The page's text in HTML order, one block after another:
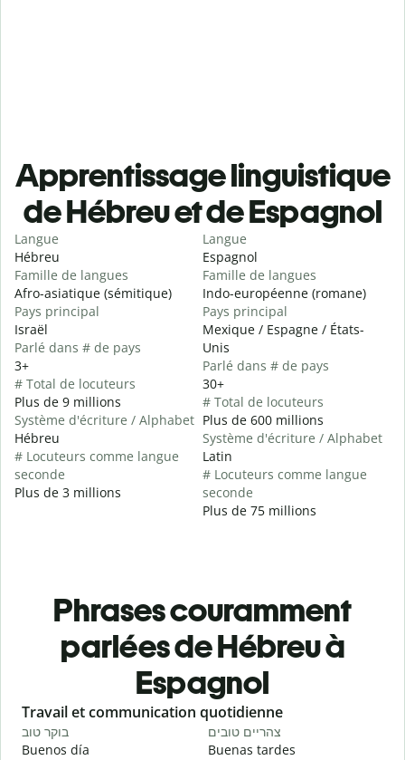
Apprentissage linguistique
de Hébreu et de Espagnol
Langue
Hébreu
Famille de langues
Afro-asiatique (sémitique)
Pays principal
Israël
Parlé dans # de pays
3+
# Total de locuteurs
Plus de 9 millions
Système d'écriture / Alphabet
Hébreu
# Locuteurs comme langue
seconde
Plus de 3 millions
Langue
Espagnol
Famille de langues
Indo-européenne (romane)
Pays principal
Mexique / Espagne / États-
Unis
Parlé dans # de pays
30+
# Total de locuteurs
Plus de 600 millions
Système d'écriture / Alphabet
Latin
# Locuteurs comme langue
seconde
Plus de 75 millions
Phrases couramment
parlées de Hébreu à
Espagnol
Slide 1 of 6
Travail et communication quotidienne
בוקר טוב
Buenos día
צהריים טובים
Buenas tardes